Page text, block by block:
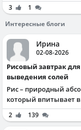
3
1
Интересные блоги
Ирина
02-08-2026
Рисовый завтрак для
выведения солей
Рис – природный
который впитывает в
2 139